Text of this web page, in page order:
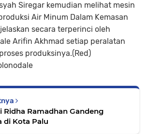
Siregar kemudian melihat mesin
Air Minum Dalam Kemasan
secara terperinci oleh
Arifin Akhmad setiap peralatan
produksinya.(Red)
Ridha Ramadhan Gandeng
di Kota Palu